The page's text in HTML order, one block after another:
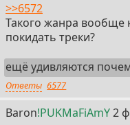
>>6572
Такого жанра вообще
покидать треки?
ещё удивляются
Ответы 6577
Baron!PUKMaFiAmY 66
2